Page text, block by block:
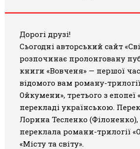
Зв’язок
Галерея
Світ Олді
Дорогі друзі!
Сьогодні авторський сайт
розпочинає пролонговану
книги «Вовченя» — першої
відомого вам роману-
Ойкумени», третього з
перекладі українською.
Лорина Тесленко
переклала романи-трилогії
«Місту та світу».